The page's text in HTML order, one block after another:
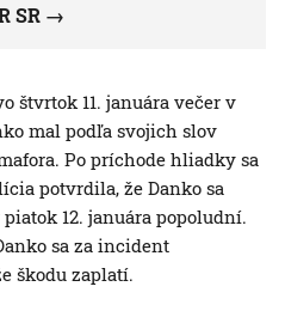
SR
štvrtok 11. januára večer v
mal podľa svojich slov
Po príchode hliadky sa
potvrdila, že Danko sa
12. januára popoludní.
sa za incident
škodu zaplatí.